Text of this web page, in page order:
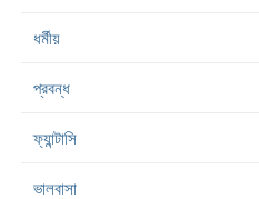
ধর্মীয়
প্রবন্ধ
ফ্যান্টাসি
ভালবাসা